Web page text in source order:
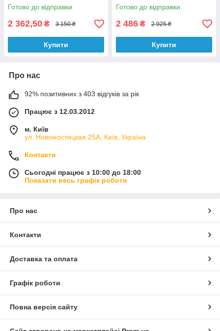
Готово до відправки
2 362,50 ₴ 3 150 ₴
Купити
Готово до відправки
2 486 ₴ 2 925 ₴
Купити
Про нас
92% позитивних з 403 відгуків за рік
Працює з 12.03.2012
м. Київ
ул. Новомостицкая 25А, Київ, Україна
Контакти
Сьогодні працює з 10:00 до 18:00
Показати весь графік роботи
Про нас
Контакти
Доставка та оплата
Графік роботи
Повна версія сайту